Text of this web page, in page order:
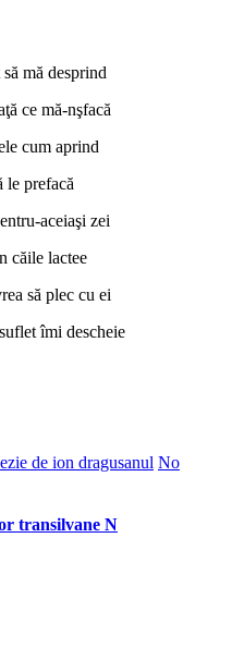
mă desprind
ce mă-nşfacă
cum aprind
le prefacă
aceiaşi zei
căile lactee
să plec cu ei
îmi descheie
de ion dragusanul No
transilvane N